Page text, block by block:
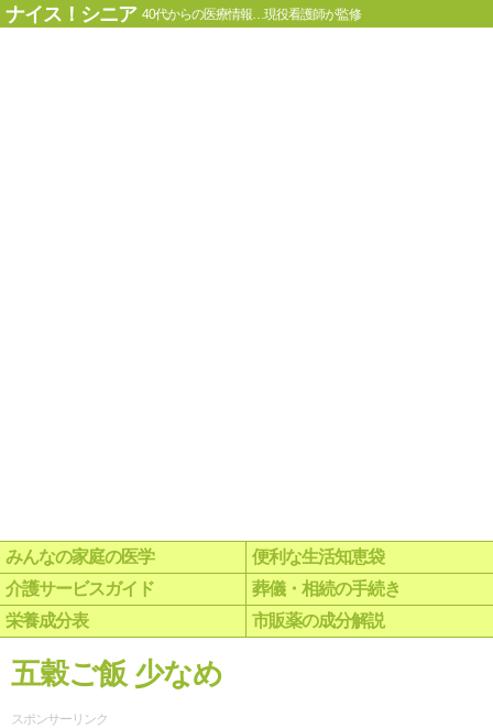
ナイス！シニア 40代からの医療情報…現役看護師が監修
みんなの家庭の医学
便利な生活知恵袋
介護サービスガイド
葬儀・相続の手続き
栄養成分表
市販薬の成分解説
五穀ご飯 少なめ
スポンサーリンク